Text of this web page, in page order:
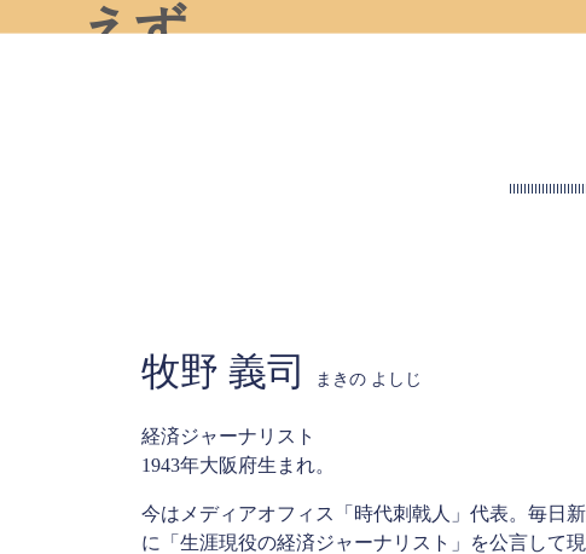
えず
牧野 義司 まきの よしじ
経済ジャーナリスト
1943年大阪府生まれ。
今はメディアオフィス「時代刺戟人」代表。毎日
に「生涯現役の経済ジャーナリスト」を公言して